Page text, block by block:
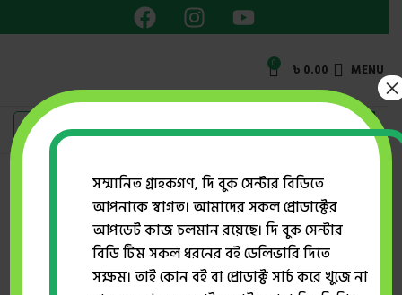
0 ৳ 0.00 MENU
Showing the single resultসম্মানিত গ্রাহকগণ, দি বুক সেন্টার বিডিতে
আপনাকে স্বাগত। আমাদের সকল প্রোডাক্টের
আপডেট কাজ চলমান রয়েছে। দি বুক সেন্টার
বিডি টিম সকল ধরনের বই ডেলিভারি দিতে
সক্ষম। তাই কোন বই বা প্রোডাক্ট সার্চ করে খুজে না
×